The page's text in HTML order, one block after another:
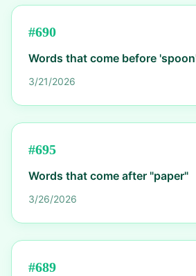
#690
Words that come before
3/21/2026
#695
Words that come after "paper"
3/26/2026
#689